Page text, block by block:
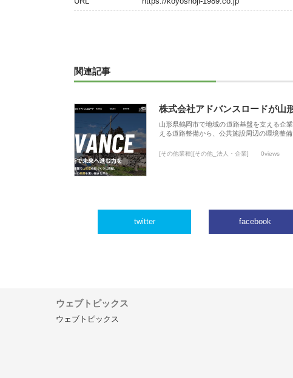
関連記事
株式会社アドバンスロードが山
山形県鶴岡市で地域の道路基盤を支える企
える道路整備から、公共施設周辺の環境整
[その他業種][その他_法人・企業] 0views
twitter facebook
ウェブトピックス
ウェブトピックス